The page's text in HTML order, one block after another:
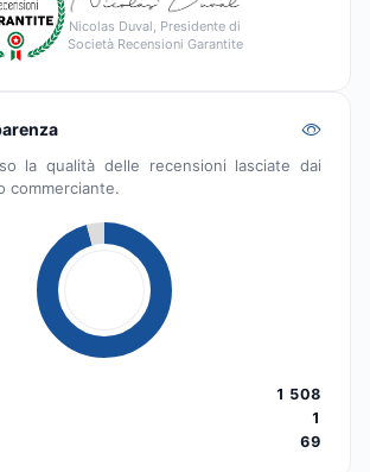
Nicolas Duval, Presidente di
Società Recensioni Garantite
la qualità delle recensioni lasciate dai
commerciante.
1 508
1
69